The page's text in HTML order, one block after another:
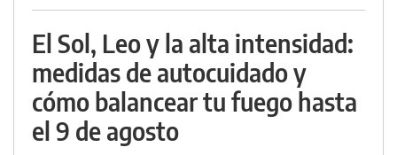
El Sol, Leo y la alta intensidad:
medidas de autocuidado y
cómo balancear tu fuego hasta
el 9 de agosto